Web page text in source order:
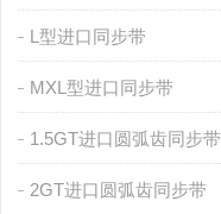
L型进口同步带
MXL型进口同步带
1.5GT进口圆弧齿同步带
2GT进口圆弧齿同步带